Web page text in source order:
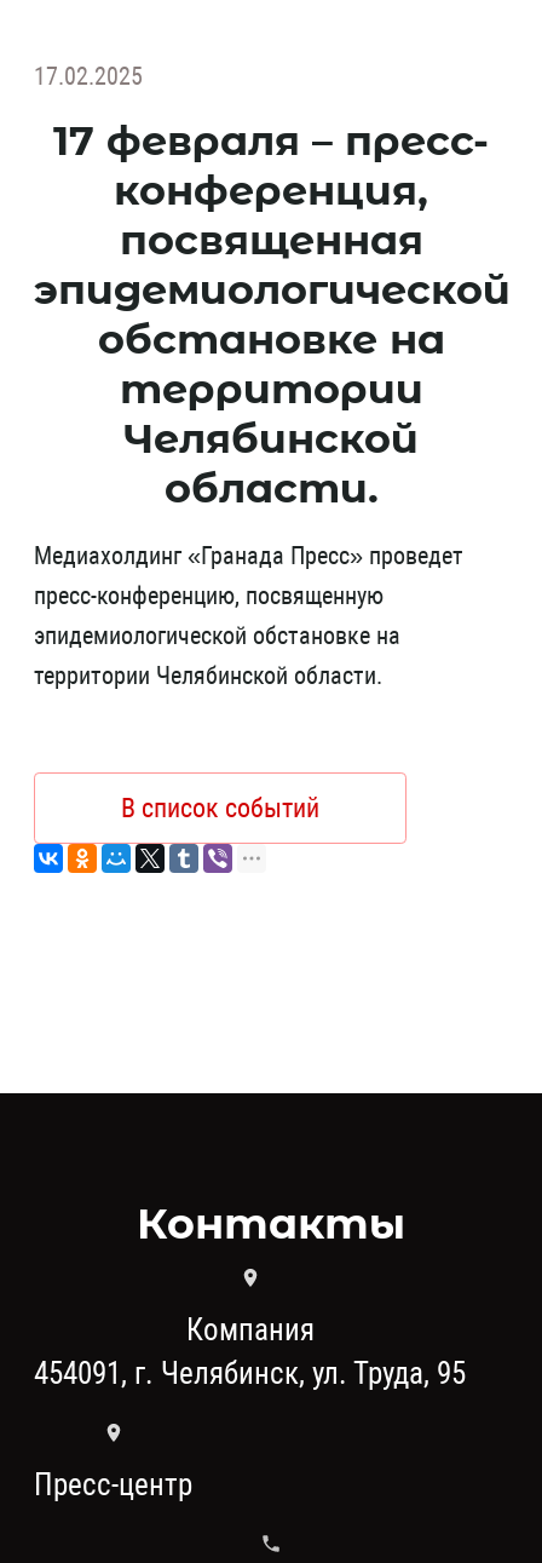
17.02.2025
17 февраля – пресс-
конференция,
посвященная
эпидемиологической
обстановке на
территории
Челябинской
области.
Медиахолдинг «Гранада Пресс» проведет
пресс-конференцию, посвященную
эпидемиологической обстановке на
территории Челябинской области.
В список событий
Контакты
Компания
454091, г. Челябинск, ул. Труда, 95
Пресс-центр